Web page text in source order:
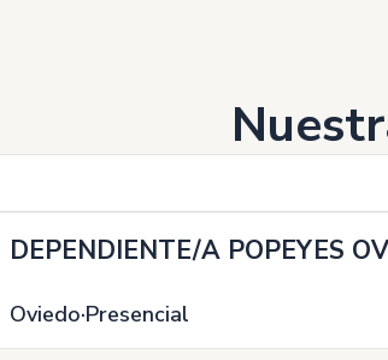
DEPENDIENTE/A POPEYES
Oviedo Presencial